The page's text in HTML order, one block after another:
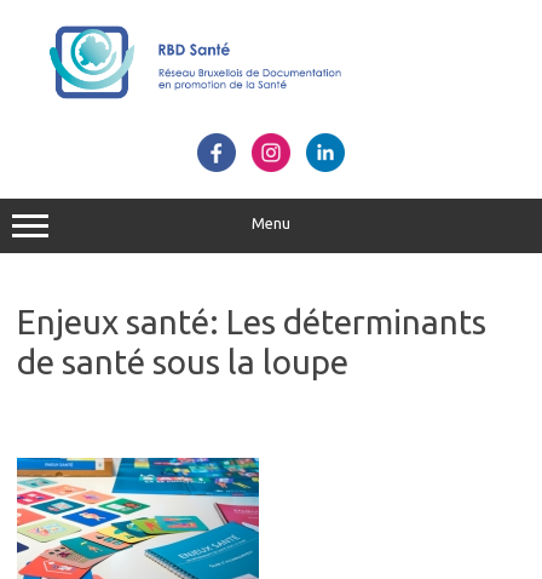
Menu
Enjeux santé: Les déterminants
de santé sous la loupe